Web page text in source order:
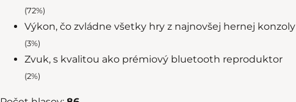
(72%)
Výkon, čo zvládne všetky hry z najnovšej hernej konzoly
(3%)
Zvuk, s kvalitou ako prémiový bluetooth reproduktor
(2%)